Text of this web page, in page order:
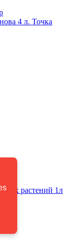
4 л. Точка
растений 1л